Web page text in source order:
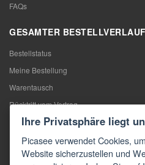
FAQs
GESAMTER BESTELLVERLAUF
Bestellstatus
Meine Bestellung
Warentausch
Rücktritt vom Vertrag
Reklamation
KONTAKTE
Ihre Privatsphäre liegt
Picasee verwendet Cookies,
Website sicherzustellen und